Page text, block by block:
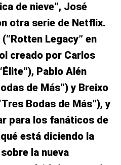
de nieve”, José
otra serie de Netflix.
(“Rotten Legacy” en
creado por Carlos
Pablo Alén
de Más”) y Breixo
Bodas de Más”), y
para los fanáticos de
está diciendo la
la nueva